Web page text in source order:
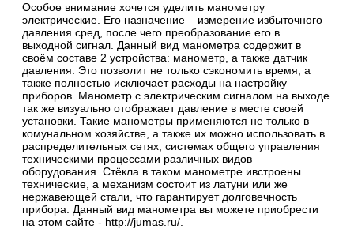
Особое внимание хочется уделить манометру
электрические. Его назначение – измерение избыточного
давления сред, после чего преобразование его в
выходной сигнал. Данный вид манометра содержит в
своём составе 2 устройства: манометр, а также датчик
давления. Это позволит не только сэкономить время, а
также полностью исключает расходы на настройку
приборов. Манометр с электрическим сигналом на выходе
так же визуально отображает давление в месте своей
установки. Такие манометры применяются не только в
комунальном хозяйстве, а также их можно использовать в
распределительных сетях, системах общего управления
техническими процессами различных видов
оборудования. Стёкла в таком манометре ивстроены
технические, а механизм состоит из латуни или же
нержавеющей стали, что гарантирует долговечность
прибора. Данный вид манометра вы можете приобрести
на этом сайте - http://jumas.ru/.